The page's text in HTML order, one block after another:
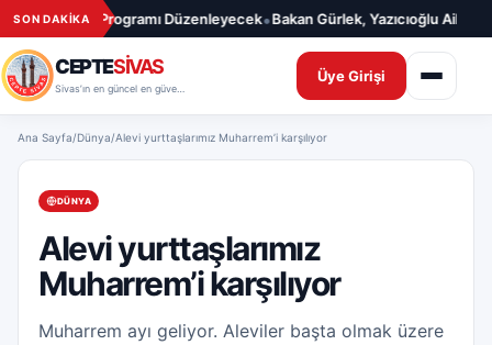
İçeriğe geç
SON DAKİKA
İçin Mevlit Programı Düzenleyecek•Bakan Gürlek, Yazıcıoğlu Ailesiyle
CEPTESİVAS Üye Girişi
Ana Sayfa/Dünya/Alevi yurttaşlarımız Muharrem’i karşılıyor
DÜNYA
Alevi yurttaşlarımız
Muharrem’i karşılıyor
Muharrem ayı geliyor. Aleviler başta olmak üzere